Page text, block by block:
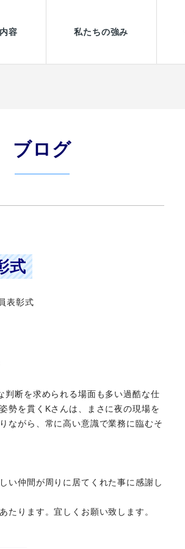
容 私たちの強み
ブログ
式
判断を求められる場面も多い過酷な仕
勢を貫くKさんは、まさに夜の現場を
ながら、常に高い意識で業務に臨むそ
い仲間が周りに居てくれた事に感謝し
たります。宜しくお願い致します。